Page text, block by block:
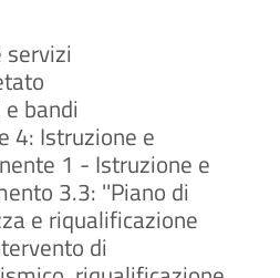
servizi
bandi
4: Istruzione e
1 - Istruzione e
3.3: ''Piano di
e riqualificazione
di